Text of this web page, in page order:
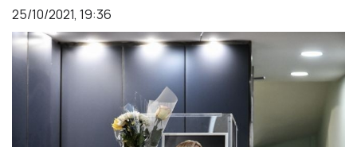
25/10/2021, 19:36